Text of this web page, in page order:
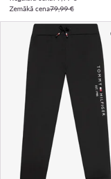
Zemākā cena79,99 €